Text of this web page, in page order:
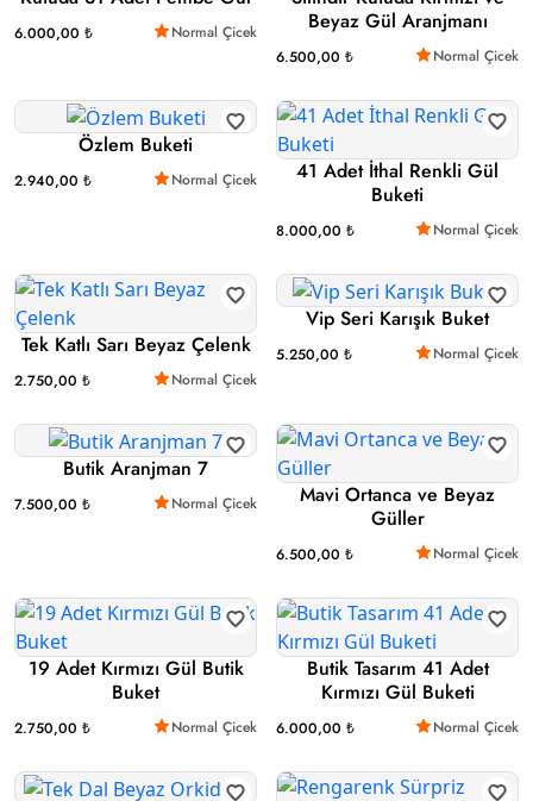
6.000,00 ₺ Normal Çicek
Beyaz Gül Aranjmanı
6.500,00 ₺ Normal Çicek
Özlem Buketi
2.940,00 ₺ Normal Çicek
41 Adet İthal Renkli Gül
Buketi
8.000,00 ₺ Normal Çicek
Tek Katlı Sarı Beyaz Çelenk
2.750,00 ₺ Normal Çicek
Vip Seri Karışık Buket
5.250,00 ₺ Normal Çicek
Butik Aranjman 7
7.500,00 ₺ Normal Çicek
Mavi Ortanca ve Beyaz
Güller
6.500,00 ₺ Normal Çicek
19 Adet Kırmızı Gül Butik
Buket
2.750,00 ₺ Normal Çicek
Butik Tasarım 41 Adet
Kırmızı Gül Buketi
6.000,00 ₺ Normal Çicek